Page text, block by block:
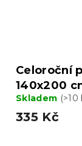
Celoroční
140x200
Skladem (>10
335 Kč